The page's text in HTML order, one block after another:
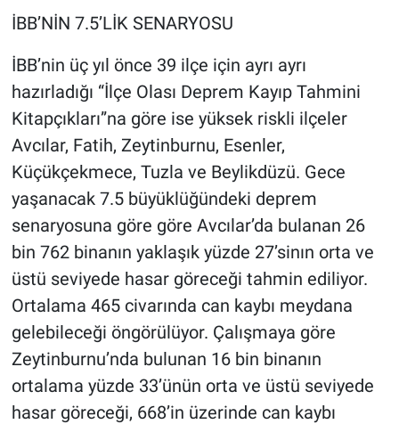
İBB’NİN 7.5’LİK SENARYOSU
İBB’nin üç yıl önce 39 ilçe için ayrı ayrı
hazırladığı “İlçe Olası Deprem Kayıp Tahmini
Kitapçıkları”na göre ise yüksek riskli ilçeler
Avcılar, Fatih, Zeytinburnu, Esenler,
Küçükçekmece, Tuzla ve Beylikdüzü. Gece
yaşanacak 7.5 büyüklüğündeki deprem
senaryosuna göre göre Avcılar’da bulanan 26
bin 762 binanın yaklaşık yüzde 27’sinın orta ve
üstü seviyede hasar göreceği tahmin ediliyor.
Ortalama 465 civarında can kaybı meydana
gelebileceği öngörülüyor. Çalışmaya göre
Zeytinburnu’nda bulunan 16 bin binanın
ortalama yüzde 33’ünün orta ve üstü seviyede
hasar göreceği, 668’in üzerinde can kaybı